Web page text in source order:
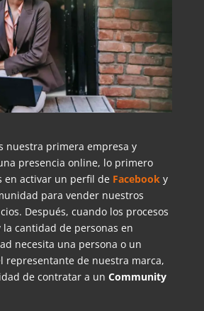
nuestra primera empresa y
presencia online, lo primero
en activar un perfil de Facebooky
para vender nuestros
Después, cuando los procesos
cantidad de personas en
necesita una persona o un
representante de nuestra marca,
de contratar a un Community